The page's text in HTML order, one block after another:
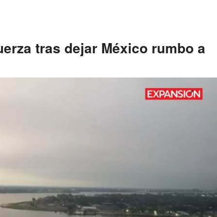
tras dejar México rumbo a